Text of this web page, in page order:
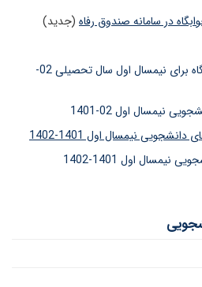
در سامانه صندوق رفاه (جدید)
اطلاعیه شماره 1 درخواست خوابگاه برای نیمسال اول سال تحصیلی 02-
نیمسال اول 02-1401
نیمسال اول 1401-1402
اول 1401-1402